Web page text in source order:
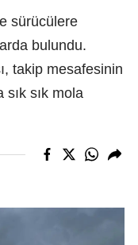
sürücülere
bulundu.
takip mesafesinin
sık mola